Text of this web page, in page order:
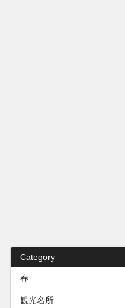
Category
春
観光名所